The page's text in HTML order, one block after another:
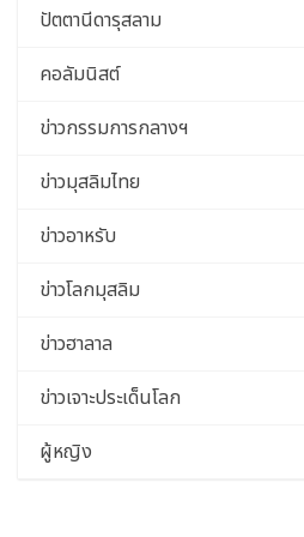
ปัตตานีดารุสลาม
คอลัมนิสต์
ข่าวกรรมการกลางฯ
ข่าวมุสลิมไทย
ข่าวอาหรับ
ข่าวโลกมุสลิม
ข่าวฮาลาล
ข่าวเจาะประเด็นโลก
ผู้หญิง